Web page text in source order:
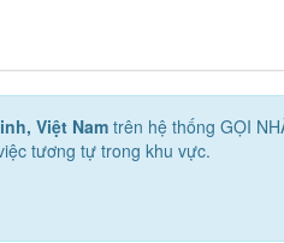
Việt Namtrên hệ thống GỌI
tương tự trong khu vực.